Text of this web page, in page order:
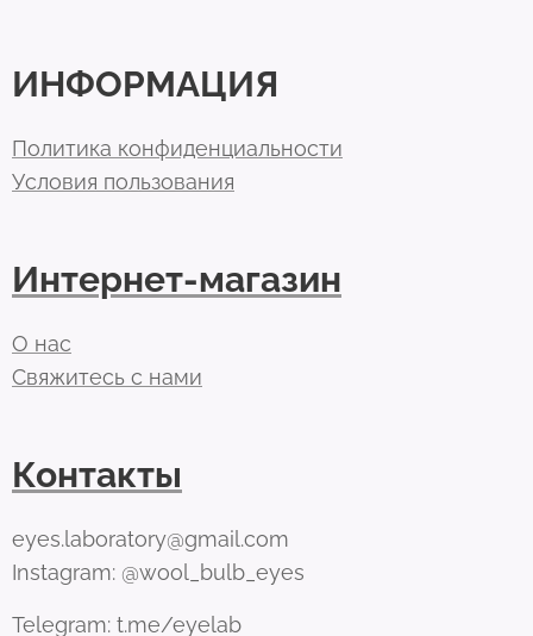
ИНФОРМАЦИЯ
Политика конфиденциальности
Условия пользования
Интернет-магазин
О нас
Свяжитесь с нами
Контакты
eyes.laboratory@gmail.com
Instagram: @wool_bulb_eyes
Telegram: t.me/eyelab